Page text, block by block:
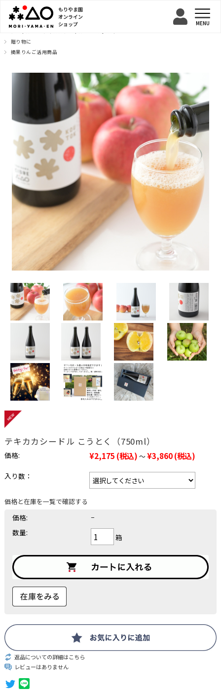
もりやま園
オンライン
ショップ
TOP
贈り物に
摘果りんご活用商品
テキカカシードル こうとく（750ml）
価格: ¥2,175 (税込) ～ ¥3,860(税込)
入り数：
価格と在庫を一覧で確認する
価格: −
数量: 箱
返品についての詳細はこちら
レビューはありません